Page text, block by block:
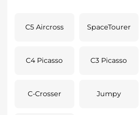
C5 Aircross SpaceTourer
C4 Picasso C3 Picasso
C-Crosser Jumpy